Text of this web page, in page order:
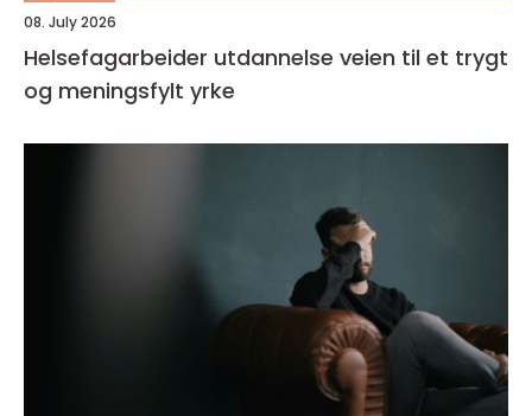
08. July 2026
Helsefagarbeider utdannelse veien til et trygt
og meningsfylt yrke